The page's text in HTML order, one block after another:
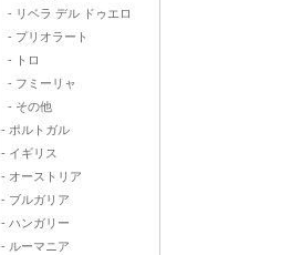
- リベラ デル ドゥエロ
- プリオラート
- トロ
- フミーリャ
- その他
- ポルトガル
- イギリス
- オーストリア
- ブルガリア
- ハンガリー
- ルーマニア